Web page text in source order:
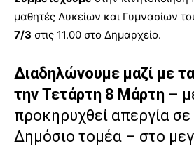
μαθητές Λυκείων και Γυμνασίων
7/3 στις 11.00 στο Δημαρχείο.
Διαδηλώνουμε μαζί με
την Τετάρτη 8 Μάρτη –
προκηρυχθεί απεργία σε
Δημόσιο τομέα – στο